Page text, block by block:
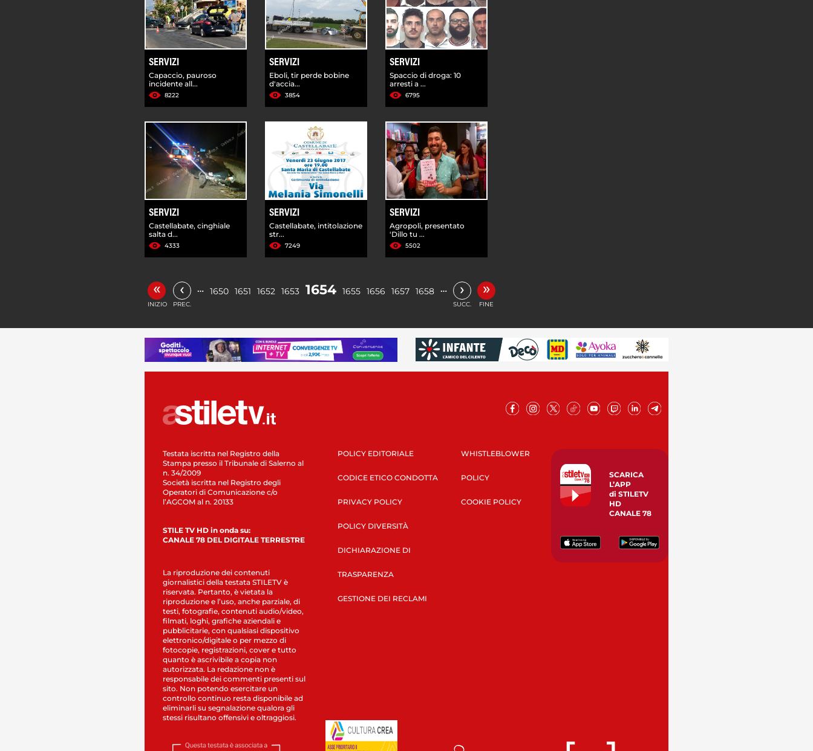
SERVIZI
Capaccio, pauroso
incidente all...
8222
SERVIZI
Eboli, tir perde bobine
d'accia...
3854
SERVIZI
Spaccio di droga: 10
arresti a ...
6795
SERVIZI
Castellabate, cinghiale
salta d...
4333
SERVIZI
Castellabate, intitolazione
str...
7249
SERVIZI
Agropoli, presentato
'Dillo tu ...
5502
«
INIZIO
‹
PREC.
… 1650 1651 1652 1653 1654 1655 1656 1657 1658 … ›
SUCC.
»
FINE
Testata iscritta nel Registro della
Stampa presso il Tribunale di Salerno al
n. 34/2009
Società iscritta nel Registro degli
Operatori di Comunicazione c/o
l’AGCOM al n. 20133
STILE TV HD in onda su:
CANALE 78 DEL DIGITALE TERRESTRE
La riproduzione dei contenuti
giornalistici della testata STILETV è
riservata. Pertanto, è vietata la
riproduzione e l’uso, anche parziale, di
testi, fotografie, contenuti audio/video,
filmati, loghi, grafiche aziendali e
pubblicitarie, con qualsiasi dispositivo
elettronico/digitale o per mezzo di
fotocopie, registrazioni, cover e tutto
quanto è ascrivibile a copia non
autorizzata. La redazione non è
responsabile dei commenti presenti sul
sito. Non potendo esercitare un
controllo continuo resta disponibile ad
eliminarli su segnalazione qualora gli
stessi risultano offensivi e oltraggiosi.
POLICY EDITORIALE
CODICE ETICO CONDOTTA
PRIVACY POLICY
POLICY DIVERSITÀ
DICHIARAZIONE DI
TRASPARENZA
GESTIONE DEI RECLAMI
WHISTLEBLOWER
POLICY
COOKIE POLICY
SCARICA
L’APP
di STILETV
HD
CANALE 78